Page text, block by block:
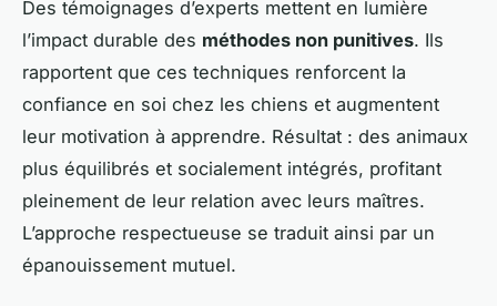
Des témoignages d’experts mettent en lumière
l’impact durable des méthodes non punitives. Ils
rapportent que ces techniques renforcent la
confiance en soi chez les chiens et augmentent
leur motivation à apprendre. Résultat : des animaux
plus équilibrés et socialement intégrés, profitant
pleinement de leur relation avec leurs maîtres.
L’approche respectueuse se traduit ainsi par un
épanouissement mutuel.